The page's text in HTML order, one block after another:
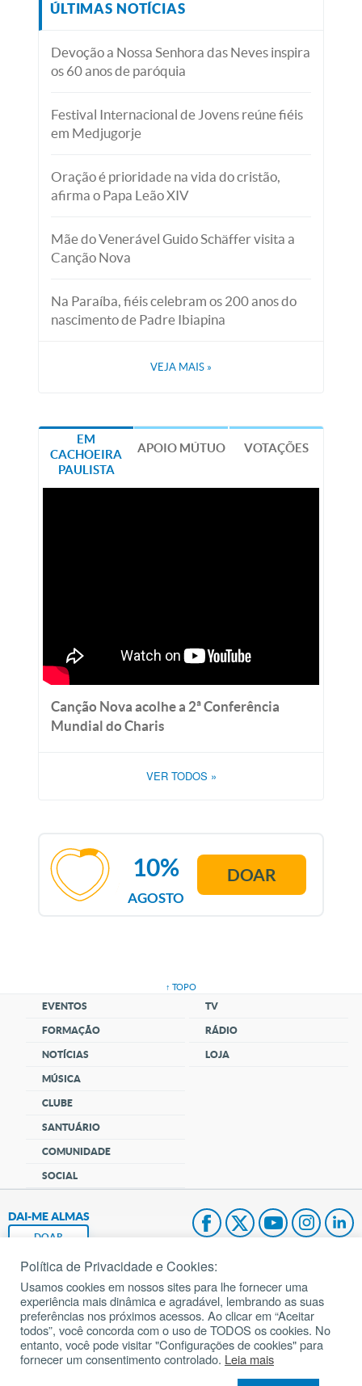
ÚLTIMAS NOTÍCIAS
Devoção a Nossa Senhora das Neves inspira
os 60 anos de paróquia
Festival Internacional de Jovens reúne fiéis
em Medjugorje
Oração é prioridade na vida do cristão,
afirma o Papa Leão XIV
Mãe do Venerável Guido Schäffer visita a
Canção Nova
Na Paraíba, fiéis celebram os 200 anos do
nascimento de Padre Ibiapina
VEJA MAIS »
EM
CACHOEIRA
PAULISTA
APOIO MÚTUO VOTAÇÕES
Canção Nova acolhe a 2ª Conferência
Mundial do Charis
VER TODOS »
AGOSTO
10% DOAR
↑ TOPO
EVENTOS
FORMAÇÃO
NOTÍCIAS
MÚSICA
CLUBE
SANTUÁRIO
COMUNIDADE
SOCIAL
TV
RÁDIO
LOJA
DAI-ME ALMAS
DOAR
Fundação João Paulo II
Pedido de Oração
Mapa do site
Política de Privacidade e Cookies:
Usamos cookies em nossos sites para lhe fornecer uma
experiência mais dinâmica e agradável, lembrando as suas
preferências nos próximos acessos. Ao clicar em “Aceitar
todos”, você concorda com o uso de TODOS os cookies. No
entanto, você pode visitar "Configurações de cookies" para
fornecer um consentimento controlado. Leia mais